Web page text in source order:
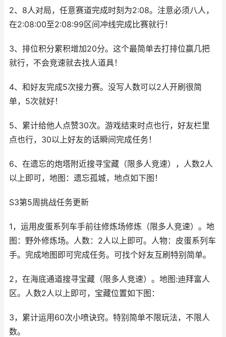
2、8人对局，任意赛道完成时刻为2:08。注意必须八人，
在2:08:00至2:08:99区间冲线完成比赛就行！
3、排位积分累积增加20分。这个最简单去打排位赢几把
就行，不会竞速就去找人道具！
4、和好友完成5次接力赛。没写人数可以2人开刷很简
单，5次就好！
5、累计给他人点赞30次。游戏结束时点也行，好友栏里
点也行，30以上好友的话瞬间完成任务！
6、在遗忘的炮塔附近搜寻宝藏（限多人竞速），人数2人
以上即可，地图：遗忘孤城，地点如下图！
S3第5周挑战任务更新
1，运用皮蛋系列车手前往修炼场修炼（限多人竞速）。地
图：野外修炼场。人数：2人以上即可。人物：皮蛋系列车
手。完成地图即可完成任务。可找个好友互刷特别简单。
2，在海底通道搜寻宝藏（限多人竞速）。地图:迪拜富人
区。人数2人以上即可，宝藏位置如下图：
3，累计运用60次小喷诀窍。特别简单不限玩法，不限人
数。